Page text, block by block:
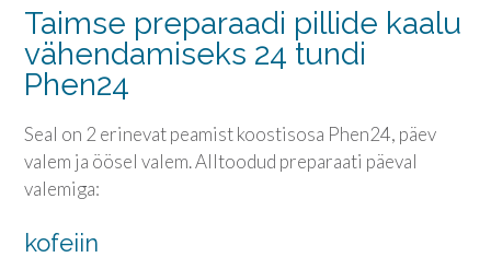
Taimse preparaadi pillide kaalu
vähendamiseks 24 tundi
Phen24
Seal on 2 erinevat peamist koostisosa Phen24, päev
valem ja öösel valem. Alltoodud preparaati päeval
valemiga:
kofeiin